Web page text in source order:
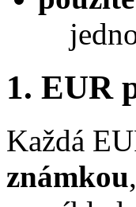
1. EUR
Každá
známkou